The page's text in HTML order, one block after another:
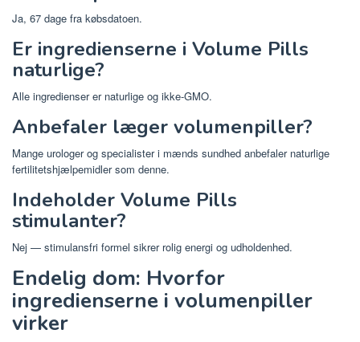
Ja, 67 dage fra købsdatoen.
Er ingredienserne i Volume Pills
naturlige?
Alle ingredienser er naturlige og ikke-GMO.
Anbefaler læger volumenpiller?
Mange urologer og specialister i mænds sundhed anbefaler naturlige
fertilitetshjælpemidler som denne.
Indeholder Volume Pills
stimulanter?
Nej — stimulansfri formel sikrer rolig energi og udholdenhed.
Endelig dom: Hvorfor
ingredienserne i volumenpiller
virker